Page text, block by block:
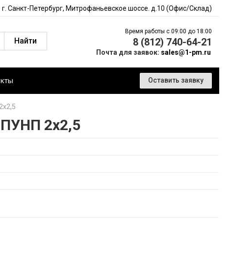
г. Санкт-Петербург, Митрофаньевское шоссе. д.10 (Офис/Склад)
Найти
Время работы с 09:00 до 18:00
8 (812) 740-64-21
Почта для заявок: sales@1-pm.ru
Оставить заявку
2х2,5